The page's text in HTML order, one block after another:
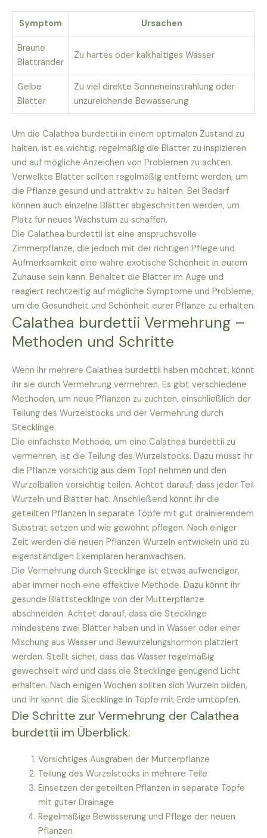
Symptom Ursachen
Braune
Blattränder
Zu hartes oder kalkhaltiges Wasser
Gelbe
Blätter
Zu viel direkte Sonneneinstrahlung oder
unzureichende Bewässerung
Um die Calathea burdettii in einem optimalen Zustand zu
halten, ist es wichtig, regelmäßig die Blätter zu inspizieren
und auf mögliche Anzeichen von Problemen zu achten.
Verwelkte Blätter sollten regelmäßig entfernt werden, um
die Pflanze gesund und attraktiv zu halten. Bei Bedarf
können auch einzelne Blätter abgeschnitten werden, um
Platz für neues Wachstum zu schaffen.
Die Calathea burdettii ist eine anspruchsvolle
Zimmerpflanze, die jedoch mit der richtigen Pflege und
Aufmerksamkeit eine wahre exotische Schönheit in eurem
Zuhause sein kann. Behaltet die Blätter im Auge und
reagiert rechtzeitig auf mögliche Symptome und Probleme,
um die Gesundheit und Schönheit eurer Pflanze zu erhalten.
Calathea burdettii Vermehrung –
Methoden und Schritte
Wenn ihr mehrere Calathea burdettii haben möchtet, könnt
ihr sie durch Vermehrung vermehren. Es gibt verschiedene
Methoden, um neue Pflanzen zu züchten, einschließlich der
Teilung des Wurzelstocks und der Vermehrung durch
Stecklinge.
Die einfachste Methode, um eine Calathea burdettii zu
vermehren, ist die Teilung des Wurzelstocks. Dazu müsst ihr
die Pflanze vorsichtig aus dem Topf nehmen und den
Wurzelballen vorsichtig teilen. Achtet darauf, dass jeder Teil
Wurzeln und Blätter hat. Anschließend könnt ihr die
geteilten Pflanzen in separate Töpfe mit gut drainierendem
Substrat setzen und wie gewohnt pflegen. Nach einiger
Zeit werden die neuen Pflanzen Wurzeln entwickeln und zu
eigenständigen Exemplaren heranwachsen.
Die Vermehrung durch Stecklinge ist etwas aufwendiger,
aber immer noch eine effektive Methode. Dazu könnt ihr
gesunde Blattstecklinge von der Mutterpflanze
abschneiden. Achtet darauf, dass die Stecklinge
mindestens zwei Blätter haben und in Wasser oder einer
Mischung aus Wasser und Bewurzelungshormon platziert
werden. Stellt sicher, dass das Wasser regelmäßig
gewechselt wird und dass die Stecklinge genügend Licht
erhalten. Nach einigen Wochen sollten sich Wurzeln bilden,
und ihr könnt die Stecklinge in Töpfe mit Erde umtopfen.
Die Schritte zur Vermehrung der Calathea
burdettii im Überblick:
Vorsichtiges Ausgraben der Mutterpflanze
Teilung des Wurzelstocks in mehrere Teile
Einsetzen der geteilten Pflanzen in separate Töpfe
mit guter Drainage
Regelmäßige Bewässerung und Pflege der neuen
Pflanzen